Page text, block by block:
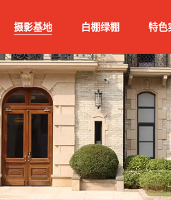
摄影基地 白棚绿棚 特色